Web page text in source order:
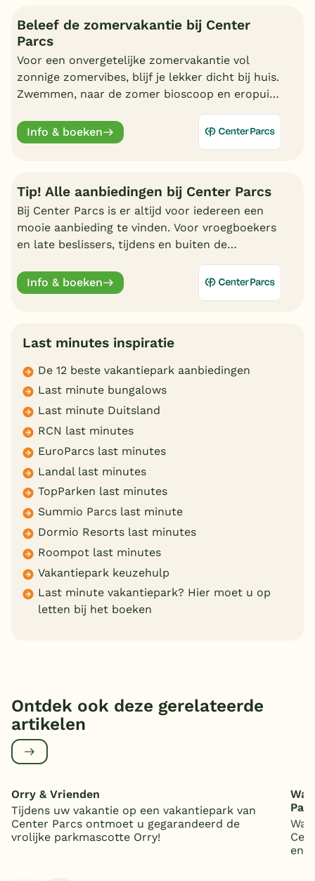
Beleef de zomervakantie bij Center
Parcs
Voor een onvergetelijke zomervakantie vol
zonnige zomervibes, blijf je lekker dicht bij huis.
Zwemmen, naar de zomer bioscoop en eropuit.
Center Parcs.
Info & boeken
Tip! Alle aanbiedingen bij Center Parcs
Bij Center Parcs is er altijd voor iedereen een
mooie aanbieding te vinden. Voor vroegboekers
en late beslissers, tijdens en buiten de
aanbiedingen.
Info & boeken
Last minutes inspiratie
De 12 beste vakantiepark aanbiedingen
Last minute bungalows
Last minute Duitsland
RCN last minutes
EuroParcs last minutes
Landal last minutes
TopParken last minutes
Summio Parcs last minute
Dormio Resorts last minutes
Roompot last minutes
Vakantiepark keuzehulp
Last minute vakantiepark? Hier moet u op
letten bij het boeken
Ontdek ook deze gerelateerde
artikelen
Orry & Vrienden
Tijdens uw vakantie op een vakantiepark van
Center Parcs ontmoet u gegarandeerd de
vrolijke parkmascotte Orry!
Wat
en